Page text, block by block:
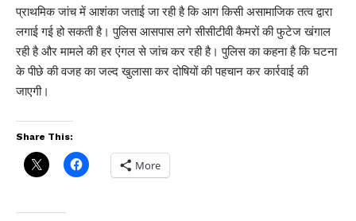
प्राथमिक जांच में आशंका जताई जा रही है कि आग किसी असामाजिक तत्व द्वारा
लगाई गई हो सकती है। पुलिस आसपास लगे सीसीटीवी कैमरों की फुटेज खंगाल
रही है और मामले की हर एंगल से जांच कर रही है। पुलिस का कहना है कि घटना
के पीछे की वजह का जल्द खुलासा कर दोषियों की पहचान कर कार्रवाई की
जाएगी।
Share This:
More